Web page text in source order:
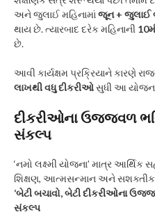
અને જુલાઈ મહિનામાં જૂન + જુલાઈ
થાય છે. ત્યારબાદ દરેક મહિનાની
છે.
આવી કાર્યક્ષમ પ્રક્રિયાને કારણે
લાખથી વધુ દીકરીઓસુધી આ યોજના
દીકરીઓના ઉજ્જવળ
સંકલ્પ
‘નમો લક્ષ્મી યોજના’ માત્ર
શિક્ષણ, આત્મસન્માન અને
‘બેટી બચાવો, બેટીદીકરીઓના
સંકલ્પ